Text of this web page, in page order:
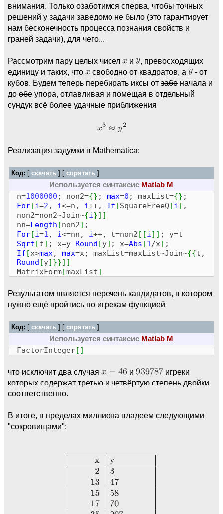
внимания. Только озаботимся сперва, чтобы точных
решений у задачи заведомо не было (это гарантирует
нам бесконечность процесса познания свойств и
граней задачи), для чего...
Рассмотрим пару целых чисел и
, превосходящих
единицу и таких, что
свободно от квадратов, а
- от
кубов. Будем теперь перебирать иксы от забо начала и
до обе упора, отлавливая и помещая в отдельный
сундук всё более удачные приближения
Реализация задумки в Mathematica:
Код: [скачать ] [спрятать ]
Используется синтаксис Matlab M
n=1000000 ; non2={} ;max=0 ; maxList={} ;
For[i=2 , i<=n, i++, If [SquareFreeQ[i ] ,
non2=non2~Join~{i }] ]
nn=Length [non2] ;
For[i=1 , i<=nn, i++, t=non2 [ [i ] ] ; y=t
Sqrt [t] ; x=y-Round [y] ; x=Abs [1 /x] ;
If [x>max ,max=x; maxList=maxList~Join~{{t,
Round [y] }}] ]
MatrixForm[maxList]
Результатом является перечень кандидатов, в котором
нужно ещё пройтись по игрекам функцией
Код: [скачать ] [спрятать ]
Используется синтаксис Matlab M
FactorInteger[ ]
что исключит два случая и
игреки
которых содержат третью и четвёртую степень двойки
соответственно.
В итоге, в пределах миллиона владеем следующими
"сокровищами":